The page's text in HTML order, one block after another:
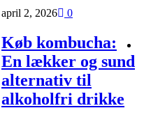
april 2, 2026 0
Køb kombucha:
En lækker og sund
alternativ til
alkoholfri drikke